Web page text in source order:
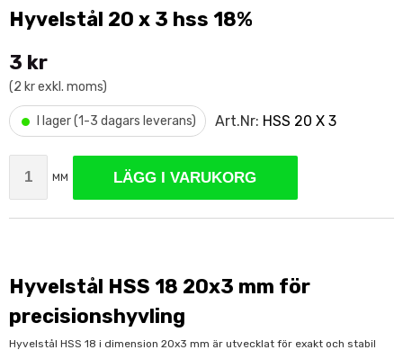
Hyvelstål 20 x 3 hss 18%
3 kr
(2 kr exkl. moms)
• I lager (1-3 dagars leverans) Art.Nr: HSS 20 X 3
MM LÄGG I VARUKORG
Hyvelstål HSS 18 20x3 mm för
precisionshyvling
Hyvelstål HSS 18 i dimension 20x3 mm är utvecklat för exakt och stabil